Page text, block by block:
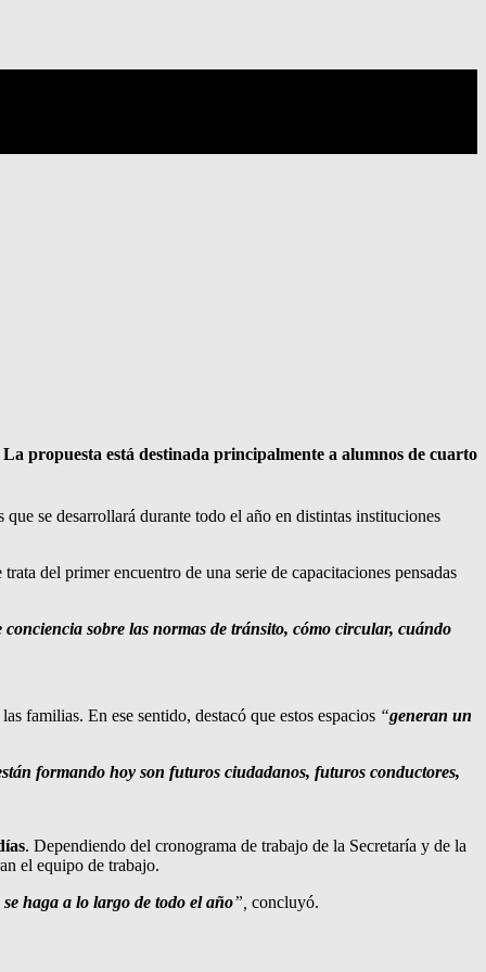
propuesta está destinada principalmente a alumnos de cuarto
se desarrollará durante todo el año en distintas instituciones
del primer encuentro de una serie de capacitaciones pensadas
sobre las normas de tránsito, cómo circular, cuándo
familias. En ese sentido, destacó que estos espacios “generan un
formando hoy son futuros ciudadanos, futuros conductores,
. Dependiendo del cronograma de trabajo de la Secretaría y de la
el equipo de trabajo.
se haga a lo largo de todo el año”, concluyó.